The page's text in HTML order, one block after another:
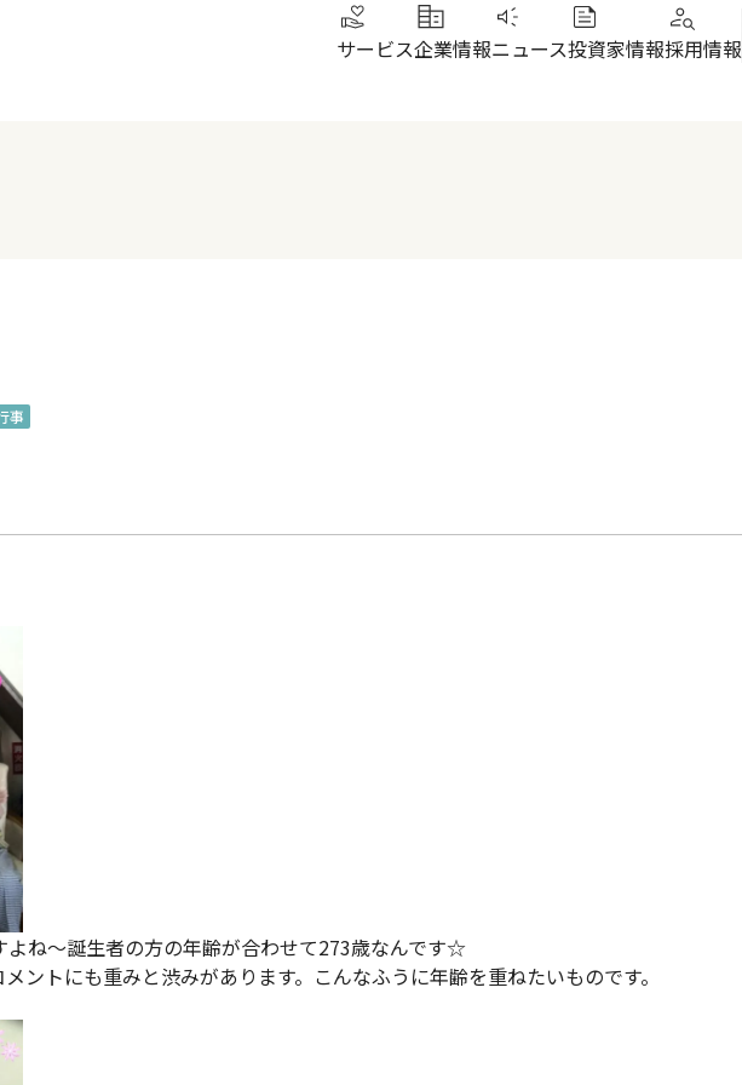
サービス
テム
企業情報ニュース投資家情報採用情報
事
ね～誕生者の方の年齢が合わせて273歳なんです☆
ントにも重みと渋みがあります。こんなふうに年齢を重ねたいものです。